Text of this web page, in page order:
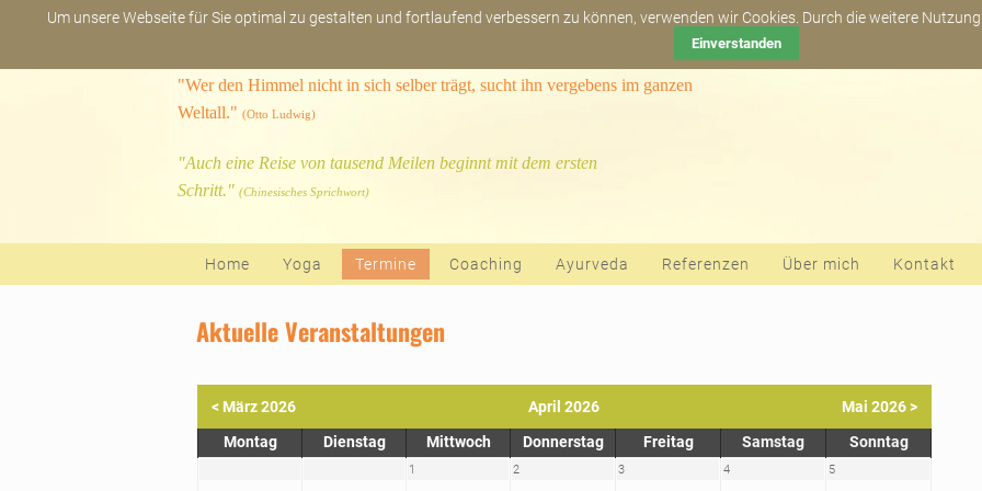
Newsletter
"Wer den Himmel nicht in sich selber trägt, sucht ihn vergebens im ganzen
Weltall."(Otto Ludwig)
"Auch eine Reise von tausend Meilen beginnt mit dem ersten
Schritt."(Chinesisches Sprichwort)
Navigation überspringen
Home
Yoga Termine Coaching Ayurveda Referenzen Über mich Kontakt
Aktuelle Veranstaltungen
< März 2026 April 2026
Mai 2026 >
Montag
Dienstag Mittwoch Donnerstag Freitag Samstag Sonntag
1 2 3 4 5
Um unsere Webseite für Sie optimal zu gestalten und fortlaufend verbessern zu können, verwenden wir Cookies. Durch die weitere
Einverstanden